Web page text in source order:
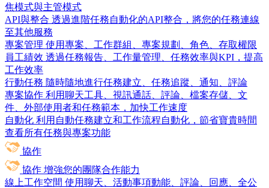
焦模式與主管模式
API與整合 透過進階任務自動化的API整合，將您的任務連線
至其他服務
專案管理 使用專案、工作群組、專案規劃、角色、存取權限
員工績效 透過任務報告、工作量管理、任務效率與KPI，提高
工作效率
行動任務 隨時隨地進行任務建立、任務追蹤、通知、評論
專案協作 利用聊天工具、視訊通話、評論、檔案存儲、文
件、外部使用者和任務範本，加快工作速度
自動化 利用自動任務建立和工作流程自動化，節省寶貴時間
查看所有任務與專案功能
協作
協作 增強您的團隊合作能力
線上工作空間 使用聊天、活動事項動能、評論、回應、全公